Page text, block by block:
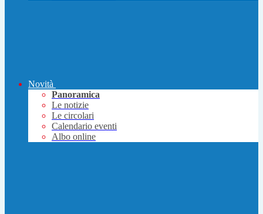
Novità
Panoramica
Le notizie
Le circolari
Calendario eventi
Albo online